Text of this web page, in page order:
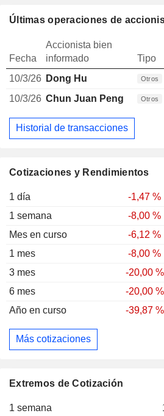
Cotizaciones y Rendimientos
1 día
-1,47 %
1 semana
-8,00 %
Mes en curso
-6,12 %
1 mes
-8,00 %
3 mes
-20,00 %
6 mes
-20,00 %
Año en curso
-39,87 %
Más cotizaciones
Extremos de Cotización
1 semana
Últimas operaciones de
Fecha
Accionista bien
informado
Tipo
10/3/26 Dong Hu Otros
10/3/26 Chun Juan Peng Otros
Historial de transacciones